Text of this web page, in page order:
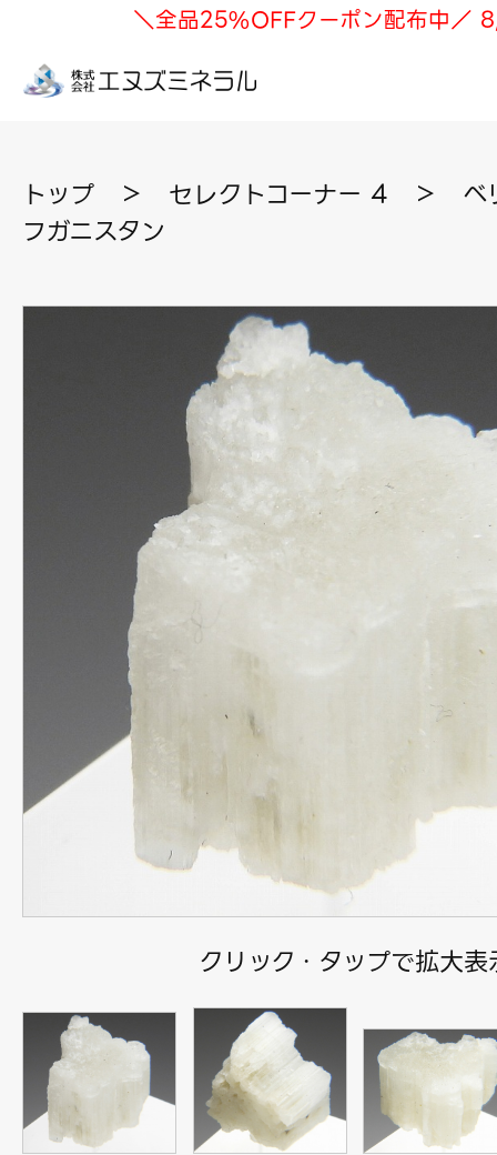
＼全品25%OFFクーポン配布中／
トップ ＞ セレクトコーナー 4 ＞
ベ
フガニスタン
クリック・タップで拡大表